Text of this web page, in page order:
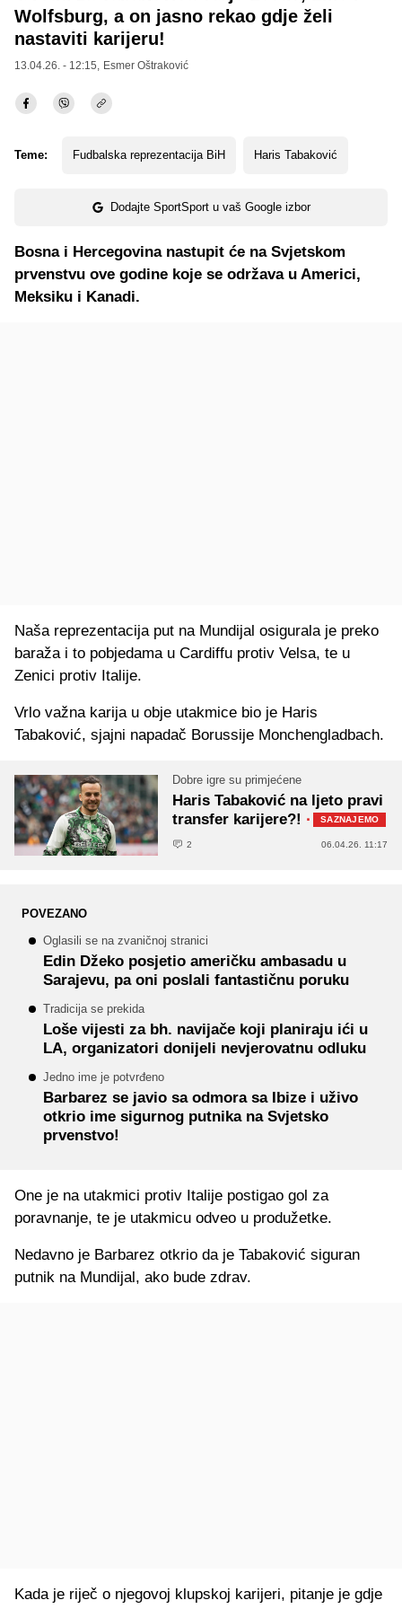
Wolfsburg, a on jasno rekao gdje želi
nastaviti karijeru!
13.04.26. - 12:15, Esmer Oštraković
Teme: Fudbalska reprezentacija BiH Haris Tabaković
Dodajte SportSport u vaš Google izbor
Bosna i Hercegovina nastupit će na Svjetskom
prvenstvu ove godine koje se održava u Americi,
Meksiku i Kanadi.
Naša reprezentacija put na Mundijal osigurala je preko
baraža i to pobjedama u Cardiffu protiv Velsa, te u
Zenici protiv Italije.
Vrlo važna karija u obje utakmice bio je Haris
Tabaković, sjajni napadač Borussije Monchengladbach.
Dobre igre su primjećene
Haris Tabaković na ljeto pravi
transfer karijere?! · SAZNAJEMO
2 06.04.26. 11:17
POVEZANO
Oglasili se na zvaničnoj stranici
Edin Džeko posjetio američku ambasadu u
Sarajevu, pa oni poslali fantastičnu poruku
Tradicija se prekida
Loše vijesti za bh. navijače koji planiraju ići u
LA, organizatori donijeli nevjerovatnu odluku
Jedno ime je potvrđeno
Barbarez se javio sa odmora sa Ibize i uživo
otkrio ime sigurnog putnika na Svjetsko
prvenstvo!
One je na utakmici protiv Italije postigao gol za
poravnanje, te je utakmicu odveo u produžetke.
Nedavno je Barbarez otkrio da je Tabaković siguran
putnik na Mundijal, ako bude zdrav.
Kada je riječ o njegovoj klupskoj karijeri, pitanje je gdje